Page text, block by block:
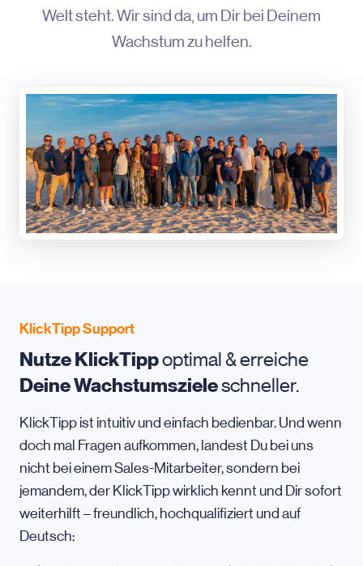
Welt steht. Wir sind da, um Dir bei Deinem
Wachstum zu helfen.
KlickTipp Support
Nutze KlickTippoptimal & erreiche
Deine Wachstumszieleschneller.
KlickTipp ist intuitiv und einfach bedienbar. Und wenn
doch mal Fragen aufkommen, landest Du bei uns
nicht bei einem Sales-Mitarbeiter, sondern bei
jemandem, der KlickTipp wirklich kennt und Dir sofort
weiterhilft – freundlich, hochqualifiziert und auf
Deutsch: